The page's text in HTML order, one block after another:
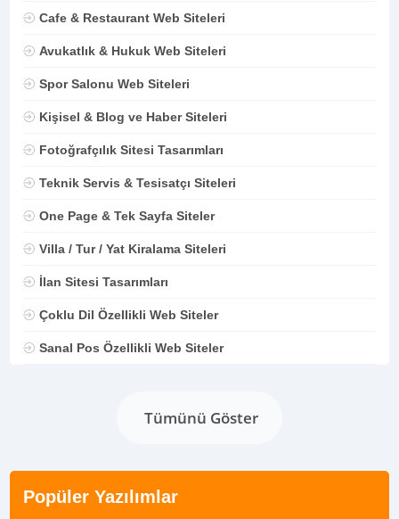
Cafe & Restaurant Web Siteleri
Avukatlık & Hukuk Web Siteleri
Spor Salonu Web Siteleri
Kişisel & Blog ve Haber Siteleri
Fotoğrafçılık Sitesi Tasarımları
Teknik Servis & Tesisatçı Siteleri
One Page & Tek Sayfa Siteler
Villa / Tur / Yat Kiralama Siteleri
İlan Sitesi Tasarımları
Çoklu Dil Özellikli Web Siteler
Sanal Pos Özellikli Web Siteler
Tümünü Göster
Popüler Yazılımlar